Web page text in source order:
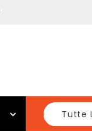
Tutte